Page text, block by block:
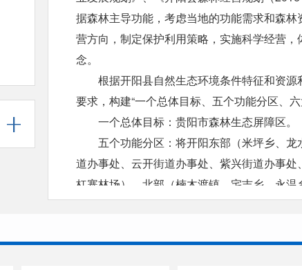
据森林主导功能，考虑当地的功能需求和森
营方向，制定保护利用策略，实施科学经营
念。
根据开阳县自然生态环境条件特征和资
要求，构建“一个总体目标、五个功能分区、
一个总体目标：贵阳市森林生态屏障区。
五个功能分区：将开阳东部（米坪乡、
道办事处、云开街道办事处、紫兴街道办事处
杠寨林场）、北部（楠木渡镇、宅吉乡、永温
进行分区，划为五个功能区。
健全林草生态保护网络、加强生态林业产业